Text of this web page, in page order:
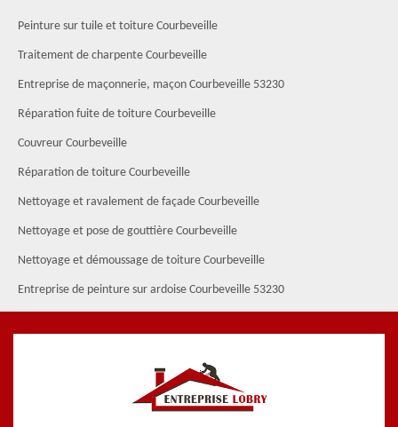
Peinture sur tuile et toiture Courbeveille
Traitement de charpente Courbeveille
Entreprise de maçonnerie, maçon Courbeveille 53230
Réparation fuite de toiture Courbeveille
Couvreur Courbeveille
Réparation de toiture Courbeveille
Nettoyage et ravalement de façade Courbeveille
Nettoyage et pose de gouttière Courbeveille
Nettoyage et démoussage de toiture Courbeveille
Entreprise de peinture sur ardoise Courbeveille 53230